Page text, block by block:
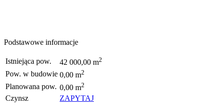
Podstawowe informacje
Istniejąca pow. 42 000,00 m2
Pow. w budowie 0,00 m2
Planowana pow. 0,00 m2
Czynsz ZAPYTAJ